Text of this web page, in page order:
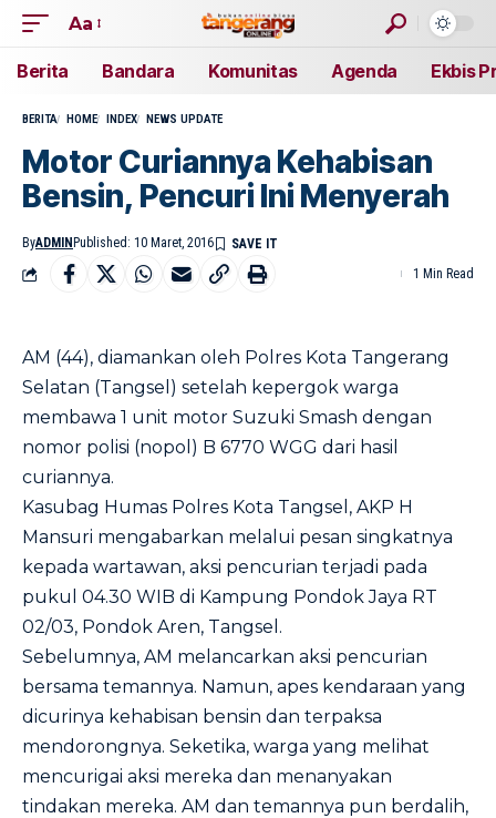
Aa
Berita Bandara Komunitas Agenda Ekbis
BERITA HOME INDEX NEWS UPDATE
Motor Curiannya Kehabisan
Bensin, Pencuri Ini Menyerah
ByADMIN Published: 10 Maret, 2016
1 Min Read
AM (44), diamankan oleh Polres Kota Tangerang
Selatan (Tangsel) setelah kepergok warga
membawa 1 unit motor Suzuki Smash dengan
nomor polisi (nopol) B 6770 WGG dari hasil
curiannya.
Kasubag Humas Polres Kota Tangsel, AKP H
Mansuri mengabarkan melalui pesan singkatnya
kepada wartawan, aksi pencurian terjadi pada
pukul 04.30 WIB di Kampung Pondok Jaya RT
02/03, Pondok Aren, Tangsel.
Sebelumnya, AM melancarkan aksi pencurian
bersama temannya. Namun, apes kendaraan yang
dicurinya kehabisan bensin dan terpaksa
mendorongnya. Seketika, warga yang melihat
mencurigai aksi mereka dan menanyakan
tindakan mereka. AM dan temannya pun berdalih,